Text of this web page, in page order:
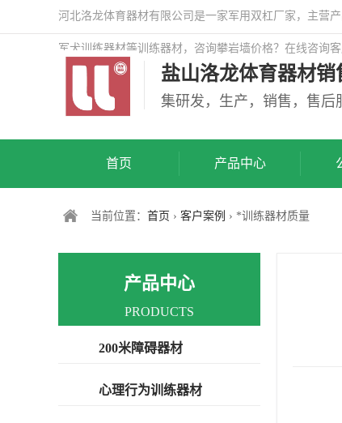
河北洛龙体育器材有限公司是一家军用双杠厂家，主营
军犬训练器材等训练器材，咨询攀岩墙价格？在线咨询
盐山洛龙体育器材销
集研发，生产，销售，售后
首页 产品中心
当前位置： 首页 › 客户案例 › *训练器材质量
产品中心
PRODUCTS
200米障碍器材
心理行为训练器材